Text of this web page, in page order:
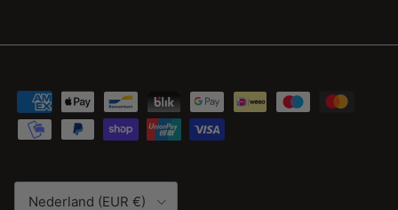
Land/Regio
Nederland (EUR €)